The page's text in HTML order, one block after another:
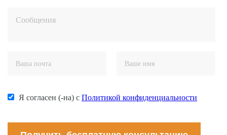
Я согласен (-на) с Политикой конфиденциальности